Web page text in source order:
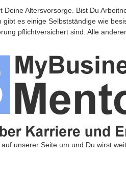
Altersvorsorge. Bist Du
es einige Selbstständige wie
pflichtversichert sind. Alle
unserer Seite um und Du wirst